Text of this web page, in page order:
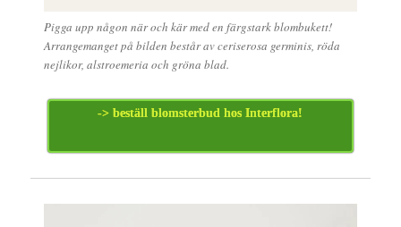
Pigga upp någon när och kär med en färgstark blombukett!
Arrangemanget på bilden består av ceriserosa germinis, röda
nejlikor, alstroemeria och gröna blad.
-> beställ blomsterbud hos Interflora!